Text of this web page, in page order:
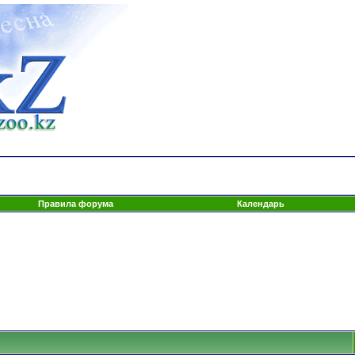
Правила форума Календарь